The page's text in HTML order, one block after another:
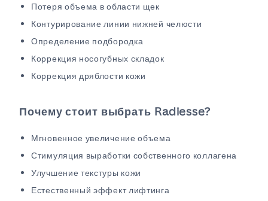
Потеря объема в области щек
Контурирование линии нижней челюсти
Определение подбородка
Коррекция носогубных складок
Коррекция дряблости кожи
Почему стоит выбрать Radiesse?
Мгновенное увеличение объема
Стимуляция выработки собственного коллагена
Улучшение текстуры кожи
Естественный эффект лифтинга